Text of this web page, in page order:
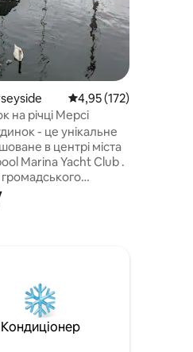
209
Середня оцінка: 4,95
4,95 (172)
на річці Мерсі
- це унікальне
в центрі міста
Marina Yacht Club .
громадського
порога та
магазинів та
телевізори та
Можна
або
Кондиціонер